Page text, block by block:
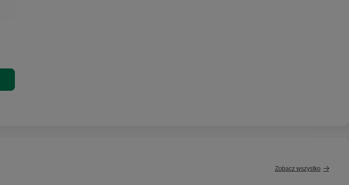
Zobacz wszystko